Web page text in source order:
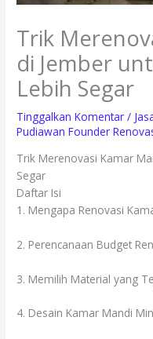
Trik
di Jember
Lebih Segar
Tinggalkan Komentar /
Pudiawan Founder
Trik Merenovasi Kamar
Segar
Daftar Isi
1. Mengapa Renovasi
2. Perencanaan Budget
3. Memilih Material yang
4. Desain Kamar Mandi